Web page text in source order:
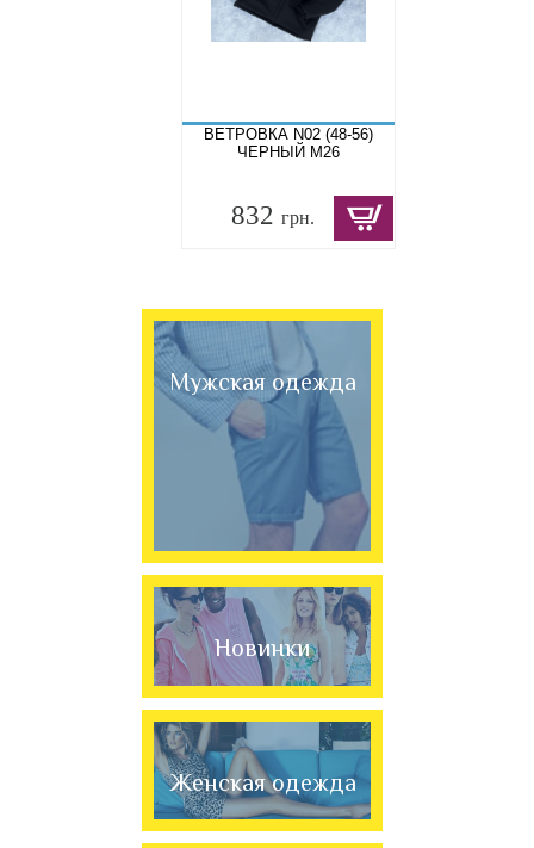
ВЕТРОВКА N02 (48-56)
ЧЕРНЫЙ M26
832 грн.
Мужская одежда
Новинки
Женская одежда